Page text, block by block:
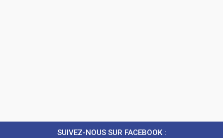
SUIVEZ-NOUS SUR FACEBOOK :